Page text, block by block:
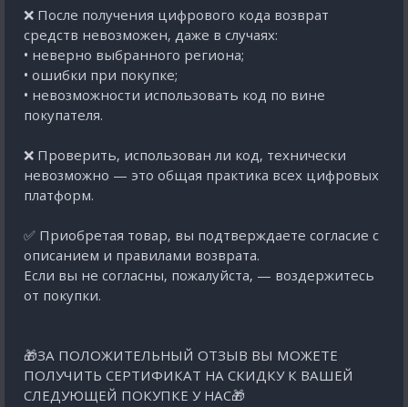
❌ После получения цифрового кода возврат
средств невозможен, даже в случаях:
• неверно выбранного региона;
• ошибки при покупке;
• невозможности использовать код по вине
покупателя.
❌ Проверить, использован ли код, технически
невозможно — это общая практика всех цифровых
платформ.
✅ Приобретая товар, вы подтверждаете согласие с
описанием и правилами возврата.
Если вы не согласны, пожалуйста, — воздержитесь
от покупки.
🎁ЗА ПОЛОЖИТЕЛЬНЫЙ ОТЗЫВ ВЫ МОЖЕТЕ
ПОЛУЧИТЬ СЕРТИФИКАТ НА СКИДКУ К ВАШЕЙ
СЛЕДУЮЩЕЙ ПОКУПКЕ У НАС🎁